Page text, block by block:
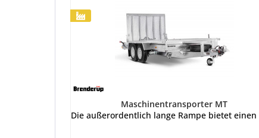
Maschinentransporter MT
Die außerordentlich lange Rampe bietet